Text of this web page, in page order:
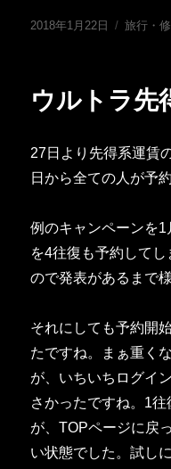
投
2018年1月22日
カ
ー
旅行・
ウルトラ先
27日より先得系運賃
日から全ての人が予
例のキャンペーンを
を4往復も予約して
ので発表があるまで
それにしても予約開
たですね。まぁ重く
が、いちいちログイ
さかったですね。1
が、TOPページに戻
い状態でした。試し